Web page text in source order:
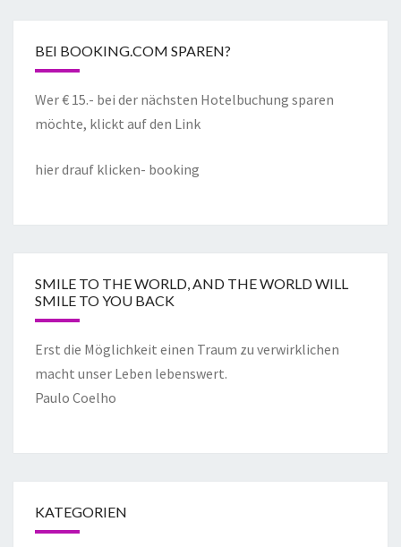
BEI BOOKING.COM SPAREN?
Wer € 15.- bei der nächsten Hotelbuchung sparen
möchte, klickt auf den Link
hier drauf klicken- booking
SMILE TO THE WORLD, AND THE WORLD WILL
SMILE TO YOU BACK
Erst die Möglichkeit einen Traum zu verwirklichen
macht unser Leben lebenswert.
Paulo Coelho
KATEGORIEN